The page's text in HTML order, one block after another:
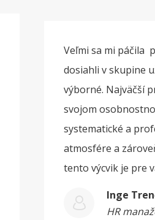
Veľmi sa mi páčila
dosiahli v skupine
výborné. Najväčší
svojom
systematické a
atmosfére a
tento výcvik je pre
Inge
HR